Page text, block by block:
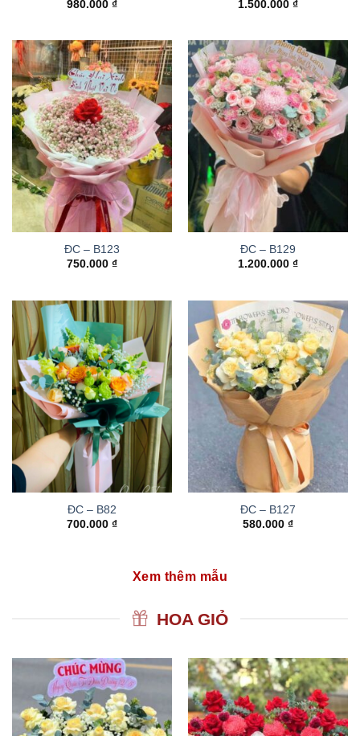
980.000 ₫
1.500.000 ₫
ĐC – B123
750.000 ₫
ĐC – B129
1.200.000 ₫
ĐC – B82
700.000 ₫
ĐC – B127
580.000 ₫
Xem thêm mẫu
HOA GIỎ